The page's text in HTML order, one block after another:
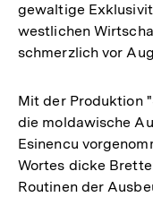
gewaltige
westlichen
schmerzlich vor
Mit der Produktion
die moldawische
Esinencu
Wortes dicke
Routinen der